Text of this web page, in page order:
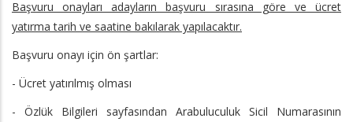
Başvuru onayları adayların başvuru sırasına göre ve ücret
yatırma tarih ve saatine bakılarak yapılacaktır.
Başvuru onayı için ön şartlar:
- Ücret yatırılmış olması
- Özlük Bilgileri sayfasından Arabuluculuk Sicil Numarasının